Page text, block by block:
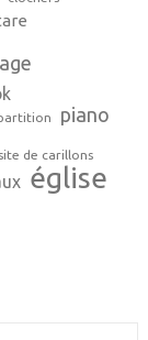
piano
de carillons
église